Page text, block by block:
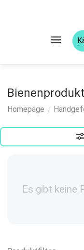
Homepage /
Es gibt keine